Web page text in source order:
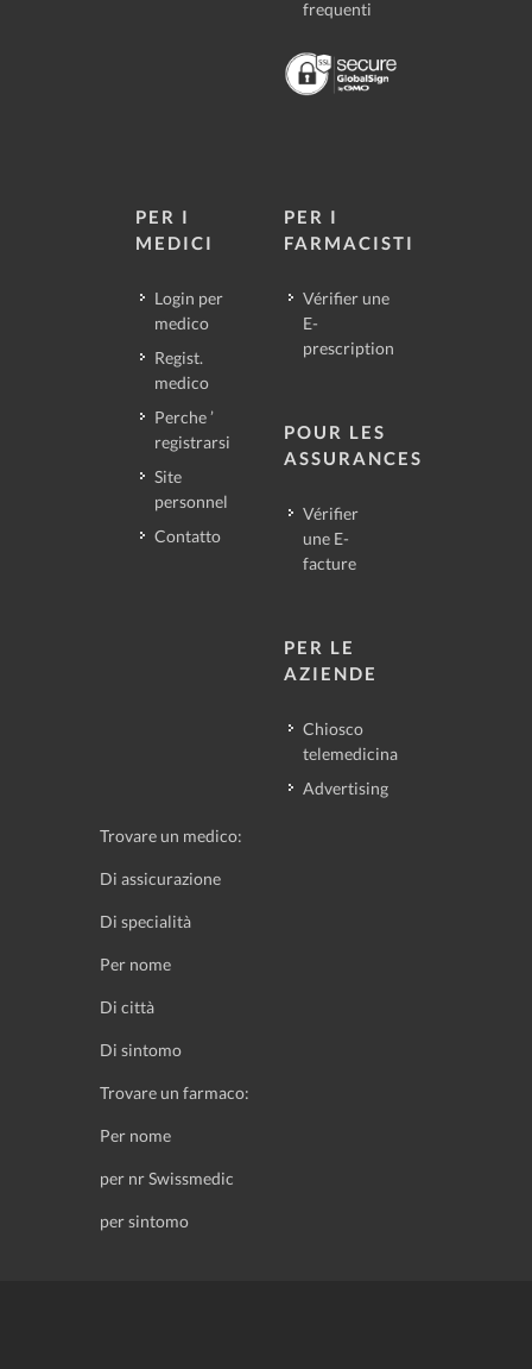
frequenti
PER I
MEDICI
Login per
medico
Regist.
medico
Perche ’
registrarsi
Site
personnel
Contatto
PER I
FARMACISTI
Vérifier une
E-
prescription
POUR LES
ASSURANCES
Vérifier
une E-
facture
PER LE
AZIENDE
Chiosco
telemedicina
Advertising
Trovare un medico:
Di assicurazione
Di specialità
Per nome
Di città
Di sintomo
Trovare un farmaco:
Per nome
per nr Swissmedic
per sintomo